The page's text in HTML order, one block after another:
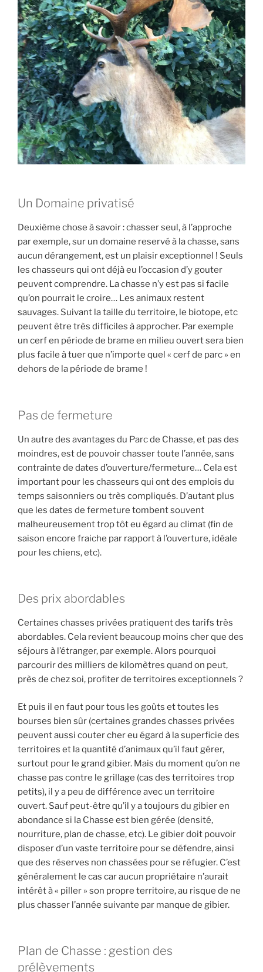
Un Domaine privatisé
Deuxième chose à savoir : chasser seul, à l’approche
par exemple, sur un domaine reservé à la chasse, sans
aucun dérangement, est un plaisir exceptionnel ! Seuls
les chasseurs qui ont déjà eu l’occasion d’y gouter
peuvent comprendre. La chasse n’y est pas si facile
qu’on pourrait le croire… Les animaux restent
sauvages. Suivant la taille du territoire, le biotope, etc
peuvent être très difficiles à approcher. Par exemple
un cerf en période de brame en milieu ouvert sera bien
plus facile à tuer que n’importe quel « cerf de parc » en
dehors de la période de brame !
Pas de fermeture
Un autre des avantages du Parc de Chasse, et pas des
moindres, est de pouvoir chasser toute l’année, sans
contrainte de dates d’ouverture/fermeture… Cela est
important pour les chasseurs qui ont des emplois du
temps saisonniers ou très compliqués. D’autant plus
que les dates de fermeture tombent souvent
malheureusement trop tôt eu égard au climat (fin de
saison encore fraiche par rapport à l’ouverture, idéale
pour les chiens, etc).
Des prix abordables
Certaines chasses privées pratiquent des tarifs très
abordables. Cela revient beaucoup moins cher que des
séjours à l’étranger, par exemple. Alors pourquoi
parcourir des milliers de kilomètres quand on peut,
près de chez soi, profiter de territoires exceptionnels ?
Et puis il en faut pour tous les goûts et toutes les
bourses bien sûr (certaines grandes chasses privées
peuvent aussi couter cher eu égard à la superficie des
territoires et la quantité d’animaux qu’il faut gérer,
surtout pour le grand gibier. Mais du moment qu’on ne
chasse pas contre le grillage (cas des territoires trop
petits), il y a peu de différence avec un territoire
ouvert. Sauf peut-être qu’il y a toujours du gibier en
abondance si la Chasse est bien gérée (densité,
nourriture, plan de chasse, etc). Le gibier doit pouvoir
disposer d’un vaste territoire pour se défendre, ainsi
que des réserves non chassées pour se réfugier. C’est
généralement le cas car aucun propriétaire n’aurait
intérêt à « piller » son propre territoire, au risque de ne
plus chasser l’année suivante par manque de gibier.
Plan de Chasse : gestion des
prélèvements